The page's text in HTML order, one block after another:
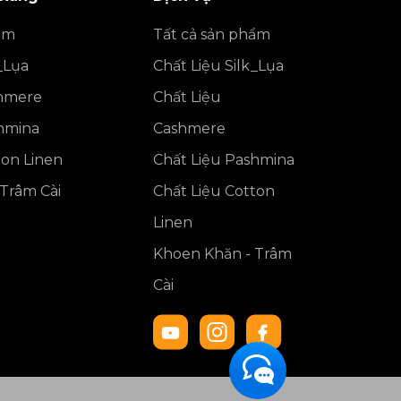
Linen
Cài
Tất cả sản phẩm
Chất Liệu Silk_Lụa
Chất Liệu
Cashmere
Chất Liệu Pashmina
Chất Liệu Cotton
Linen
Khoen Khăn - Trâm
Cài